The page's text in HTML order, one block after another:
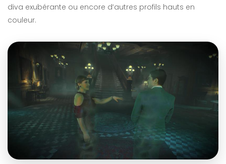
diva exubérante ou encore d’autres profils hauts en
couleur.